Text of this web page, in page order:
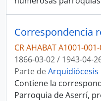
CR AHABAT A1001-
1866-03-02 / 1943-04-
Parte deArquidiócesis
Contiene la
Parroquia de Aserrí,